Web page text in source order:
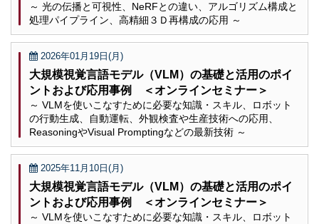
～ 光の伝播と可視性、NeRFとの違い、アルゴリズム構成と
処理パイプライン、高精細３Ｄ再構成の応用 ～
2026年01月19日(月)
大規模視覚言語モデル（VLM）の基礎と活用のポイ
ントおよび応用事例 ＜オンラインセミナー＞
～ VLMを使いこなすために必要な知識・スキル、ロボット
の行動生成、自動運転、外観検査や生産技術への応用、
ReasoningやVisual Promptingなどの最新技術 ～
2025年11月10日(月)
大規模視覚言語モデル（VLM）の基礎と活用のポイ
ントおよび応用事例 ＜オンラインセミナー＞
～ VLMを使いこなすために必要な知識・スキル、ロボット